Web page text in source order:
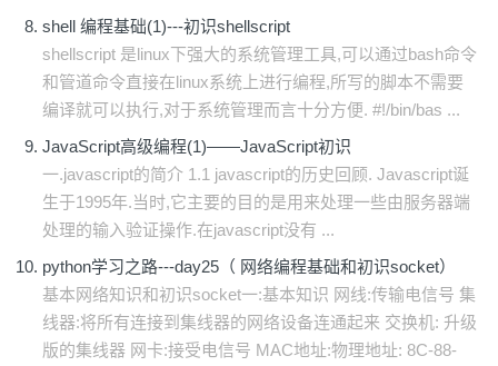
shell 编程基础(1)---初识shellscript
shellscript 是linux下强大的系统管理工具,可以通过bash命令
和管道命令直接在linux系统上进行编程,所写的脚本不需要
编译就可以执行,对于系统管理而言十分方便. #!/bin/bas ...
JavaScript高级编程(1)——JavaScript初识
一.javascript的简介 1.1 javascript的历史回顾. Javascript诞
生于1995年.当时,它主要的目的是用来处理一些由服务器端
处理的输入验证操作.在javascript没有 ...
python学习之路---day25（ 网络编程基础和初识socket）
基本网络知识和初识socket一:基本知识 网线:传输电信号 集
线器:将所有连接到集线器的网络设备连通起来 交换机: 升级
版的集线器 网卡:接受电信号 MAC地址:物理地址: 8C-88-